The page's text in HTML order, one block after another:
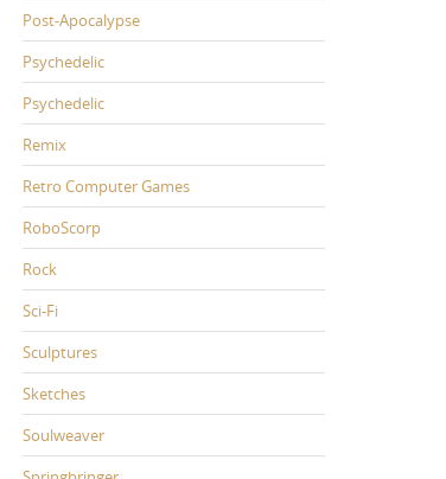
Post-Apocalypse
Psychedelic
Psychedelic
Remix
Retro Computer Games
RoboScorp
Rock
Sci-Fi
Sculptures
Sketches
Soulweaver